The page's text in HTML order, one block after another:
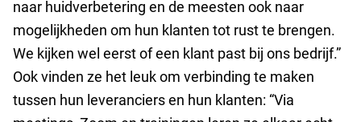
naar huidverbetering en de meesten ook naar
mogelijkheden om hun klanten tot rust te brengen.
We kijken wel eerst of een klant past bij ons bedrijf.”
Ook vinden ze het leuk om verbinding te maken
tussen hun leveranciers en hun klanten: “Via